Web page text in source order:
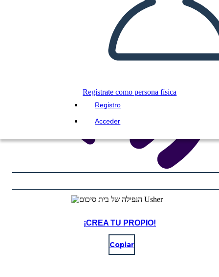
Regístrate como persona física
Registro
Acceder
¡CREA TU PROPIO!
Copiar